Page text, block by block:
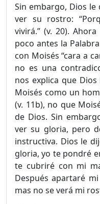
Sin embargo, Dios
ver su rostro:
vivirá.” (v. 20).
poco antes la
con Moisés “cara a
no es una
nos explica que
Moisés como un
(v. 11b), no que
de Dios. Sin
ver su gloria, pero
instructiva. Dios le
gloria, yo te pondré
te cubriré con mi
Después apartaré
mas no se verá mi